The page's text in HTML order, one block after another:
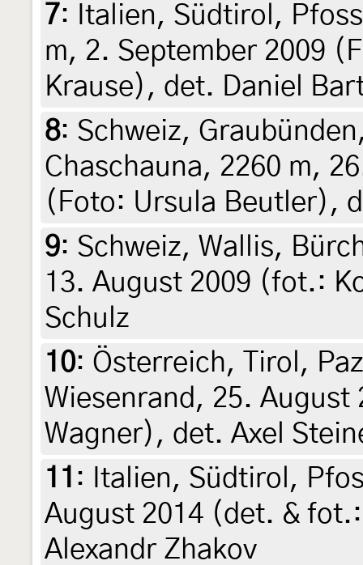
7:
Italien, Südtirol,
m, 2. September 2009
Krause), det. Daniel
8: Schweiz,
Chaschauna, 2260 m,
(Foto: Ursula Beutler),
9: Schweiz, Wallis,
13. August 2009 (fot.:
Schulz
10: Österreich, Tirol,
Wiesenrand, 25.
Wagner), det. Axel
11 :
Italien, Südtirol,
August 2014 (det. &
Alexandr Zhakov